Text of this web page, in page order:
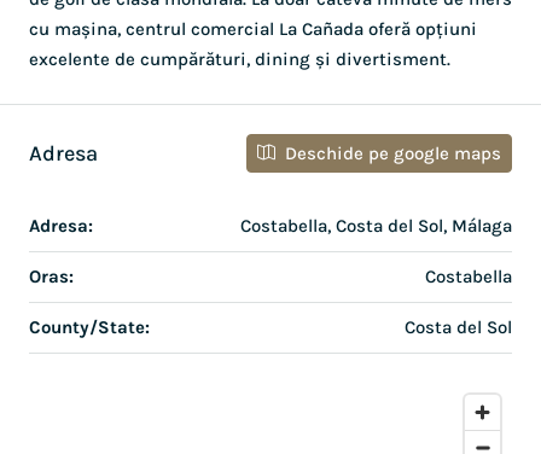
cu mașina, centrul comercial La Cañada oferă opțiuni
excelente de cumpărături, dining și divertisment.
Adresa Deschide pe google maps
Adresa: Costabella, Costa del Sol, Málaga
Oras: Costabella
County/State: Costa del Sol